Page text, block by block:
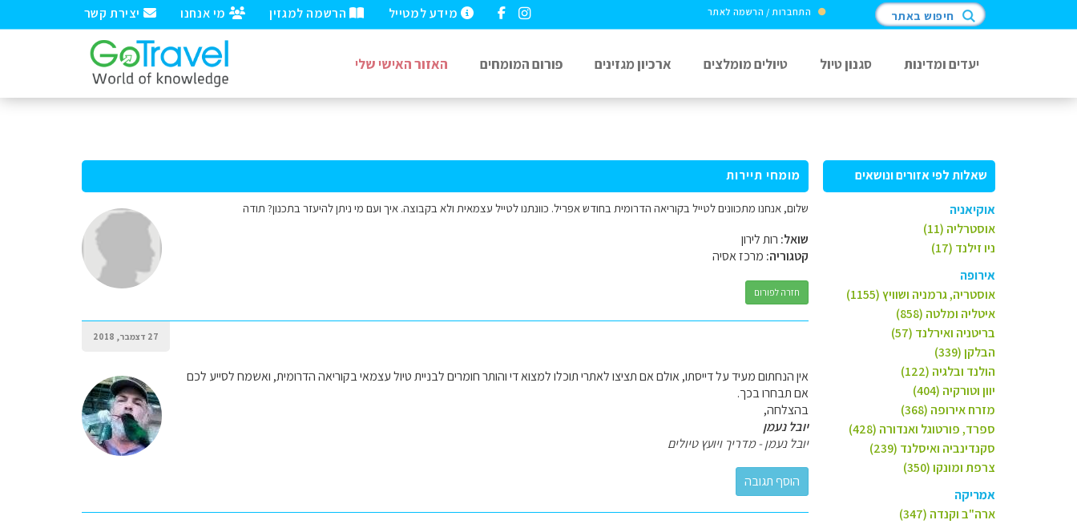
יצירת קשר מי אנחנו הרשמה למגזין מידע למטייל התחברות / הרשמה לאתר חיפוש באתר
יעדים ומדינות סגנון טיול טיולים מומלצים ארכיון מגזינים פורום המומחים האזור האישי שלי
שאלות לפי אזורים ונושאים
אוקיאניה
אוסטרליה (11)
ניו זילנד (17)
אירופה
אוסטריה, גרמניה ושוויץ (1155)
איטליה ומלטה (858)
בריטניה ואירלנד (57)
הבלקן (339)
הולנד ובלגיה (122)
יוון וטורקיה (404)
מזרח אירופה (368)
ספרד, פורטוגל ואנדורה (428)
סקנדינביה ואיסלנד (239)
צרפת ומונקו (350)
אמריקה
ארה"ב וקנדה (347)
מומחי תיירות
שלום, אנחנו מתכוונים לטייל בקוריאה הדרומית בחודש אפריל. כוונתנו לטייל עצמאית ולא בקבוצה. איך ועם מי ניתן להיעזר בתכנון? תודה
שואל: רות לירון
קטגוריה: מרכז אסיה
חזרה לפורום
27 דצמבר, 2018
אין הנחתום מעיד על דייסתו, אולם אם תציצו לאתרי תוכלו למצוא די והותר חומרים לבניית טיול עצמאי בקוריאה הדרומית, ואשמח לסייע לכם
אם תבחרו בכך.
בהצלחה,
יובל נעמן
יובל נעמן - מדריך ויועץ טיולים